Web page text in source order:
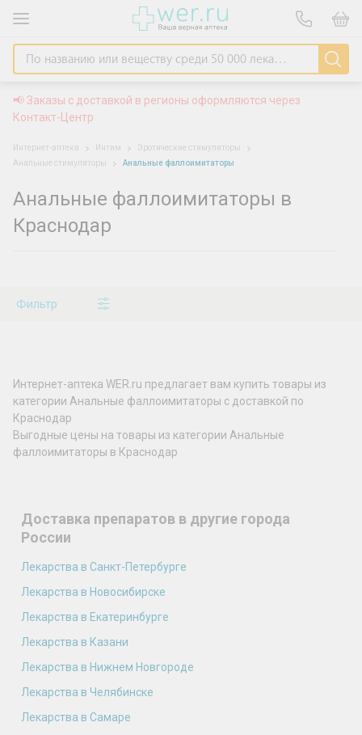
📢 Заказы с доставкой в регионы оформляются через
Контакт-Центр
Интернет-аптека Интим
Эротические стимуляторы
Анальные стимуляторы
Анальные фаллоимитаторы
Анальные фаллоимитаторы в
Краснодар
Фильтр
Интернет-аптека WER.ru предлагает вам купить товары из
категории Анальные фаллоимитаторы с доставкой по
Краснодар
Выгодные цены на товары из категории Анальные
фаллоимитаторы в Краснодар
Доставка препаратов в другие города
России
Лекарства в Санкт-Петербурге
Лекарства в Новосибирске
Лекарства в Екатеринбурге
Лекарства в Казани
Лекарства в Нижнем Новгороде
Лекарства в Челябинске
Лекарства в Самаре